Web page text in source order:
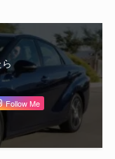
Follow Me